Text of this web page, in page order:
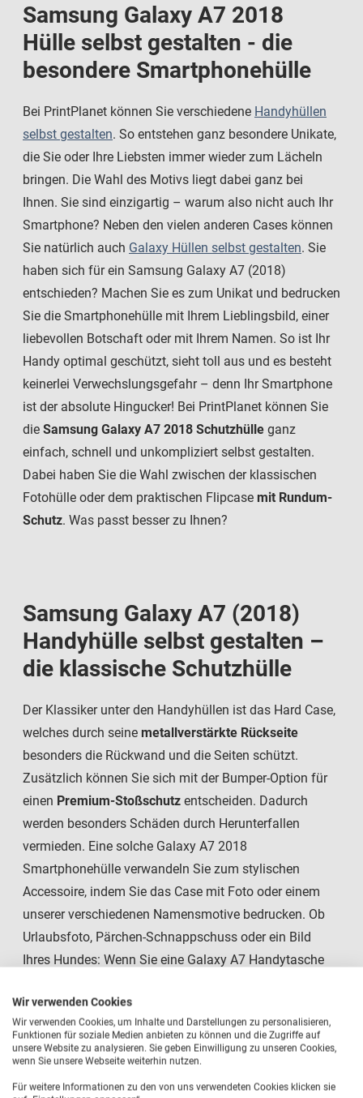
Samsung Galaxy A7 2018
Hülle selbst gestalten - die
besondere Smartphonehülle
Bei PrintPlanet können Sie verschiedene Handyhüllen
selbst gestalten. So entstehen ganz besondere Unikate,
die Sie oder Ihre Liebsten immer wieder zum Lächeln
bringen. Die Wahl des Motivs liegt dabei ganz bei
Ihnen. Sie sind einzigartig – warum also nicht auch Ihr
Smartphone? Neben den vielen anderen Cases können
Sie natürlich auch Galaxy Hüllen selbst gestalten. Sie
haben sich für ein Samsung Galaxy A7 (2018)
entschieden? Machen Sie es zum Unikat und bedrucken
Sie die Smartphonehülle mit Ihrem Lieblingsbild, einer
liebevollen Botschaft oder mit Ihrem Namen. So ist Ihr
Handy optimal geschützt, sieht toll aus und es besteht
keinerlei Verwechslungsgefahr – denn Ihr Smartphone
ist der absolute Hingucker! Bei PrintPlanet können Sie
die Samsung Galaxy A7 2018 Schutzhülle ganz
einfach, schnell und unkompliziert selbst gestalten.
Dabei haben Sie die Wahl zwischen der klassischen
Fotohülle oder dem praktischen Flipcase mit Rundum-
Schutz. Was passt besser zu Ihnen?
Samsung Galaxy A7 (2018)
Handyhülle selbst gestalten –
die klassische Schutzhülle
Der Klassiker unter den Handyhüllen ist das Hard Case,
welches durch seine metallverstärkte Rückseite
besonders die Rückwand und die Seiten schützt.
Zusätzlich können Sie sich mit der Bumper-Option für
einen Premium-Stoßschutz entscheiden. Dadurch
werden besonders Schäden durch Herunterfallen
vermieden. Eine solche Galaxy A7 2018
Smartphonehülle verwandeln Sie zum stylischen
Accessoire, indem Sie das Case mit Foto oder einem
unserer verschiedenen Namensmotive bedrucken. Ob
Urlaubsfoto, Pärchen-Schnappschuss oder ein Bild
Ihres Hundes: Wenn Sie eine Galaxy A7 Handytasche
gesetzt! Nach Ihrer Bestellung werden wir Ihr Wunsch-
Motiv auf die Samsung Galaxy A7 (2018) Hülle
inbrillant glänzender Fotoqualitätdrucken. Ein
Wir verwenden Cookies
Wir verwenden Cookies, um Inhalte und Darstellungen zu personalisieren,
Funktionen für soziale Medien anbieten zu können und die Zugriffe auf
unsere Website zu analysieren. Sie geben Einwilligung zu unseren Cookies,
wenn Sie unsere Webseite weiterhin nutzen.
Für weitere Informationen zu den von uns verwendeten Cookies klicken sie